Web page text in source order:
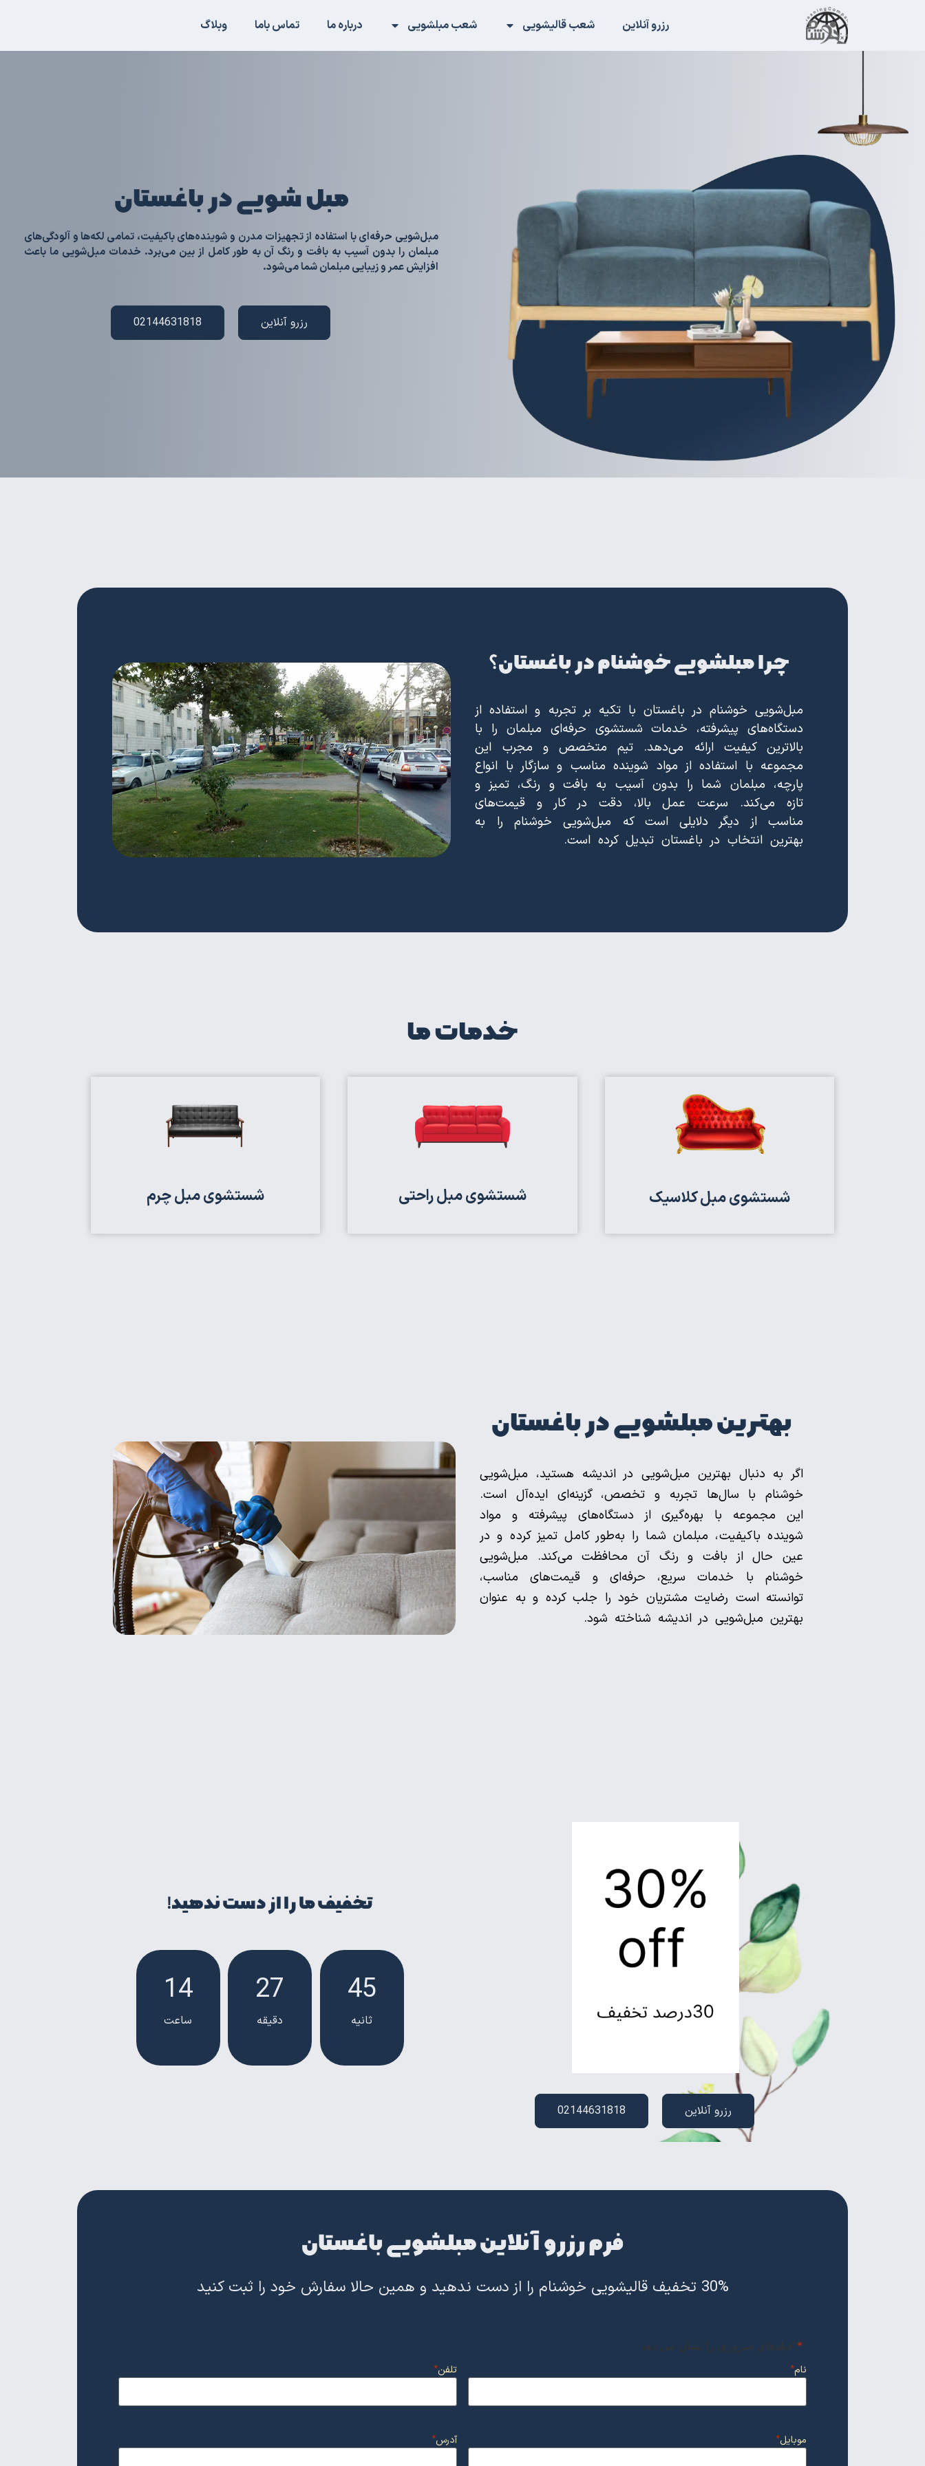
رزرو آنلاین شعب قالیشویی شعب مبلشویی درباره ما تماس باما وبلاگ
مبل شویی در باغستان
مبل‌شویی حرفه‌ای با استفاده از تجهیزات مدرن و شوینده‌های باکیفیت، تمامی لکه‌ها و آلودگی‌های
مبلمان را بدون آسیب به بافت و رنگ آن به طور کامل از بین می‌برد. خدمات مبل‌شویی ما باعث
افزایش عمر و زیبایی مبلمان شما می‌شود.
رزرو آنلاین 02144631818
چرا مبلشویی خوشنام در باغستان؟
مبل‌شویی خوشنام در باغستان با تکیه بر تجربه و استفاده از
دستگاه‌های پیشرفته، خدمات شستشوی حرفه‌ای مبلمان را با
بالاترین کیفیت ارائه می‌دهد. تیم متخصص و مجرب این
مجموعه با استفاده از مواد شوینده مناسب و سازگار با انواع
پارچه، مبلمان شما را بدون آسیب به بافت و رنگ، تمیز و
تازه می‌کند. سرعت عمل بالا، دقت در کار و قیمت‌های
مناسب از دیگر دلایلی است که مبل‌شویی خوشنام را به
بهترین انتخاب در باغستان تبدیل کرده است.
خدمات ما
شستشوی مبل کلاسیک شستشوی مبل راحتی شستشوی مبل چرم
بهترین مبلشویی در باغستان
اگر به دنبال بهترین مبل‌شویی در اندیشه هستید، مبل‌شویی
خوشنام با سال‌ها تجربه و تخصص، گزینه‌ای ایده‌آل است.
این مجموعه با بهره‌گیری از دستگاه‌های پیشرفته و مواد
شوینده باکیفیت، مبلمان شما را به‌طور کامل تمیز کرده و در
عین حال از بافت و رنگ آن محافظت می‌کند. مبل‌شویی
خوشنام با خدمات سریع، حرفه‌ای و قیمت‌های مناسب،
توانسته است رضایت مشتریان خود را جلب کرده و به عنوان
بهترین مبل‌شویی در اندیشه شناخته شود.
رزرو آنلاین 02144631818
تخفیف ما را از دست ندهید!
14
ساعت‌
27
دقیقه
43
ثانیه
فرم رزرو آنلاین مبلشویی باغستان
30% تخفیف قالیشویی خوشنام را از دست ندهید و همین حالا سفارش خود را ثبت کنید
"
*"فیلدهای ضروری را نشان می دهد
نام* تلفن*
موبایل* آدرس*